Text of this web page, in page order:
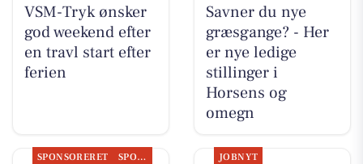
VSM-Tryk ønsker
god weekend efter
en travl start efter
ferien
Savner du nye
græsgange? - Her
er nye ledige
stillinger i
Horsens og
omegn
SPONSORERET SPONSORERET INDHOLD JOBNYT